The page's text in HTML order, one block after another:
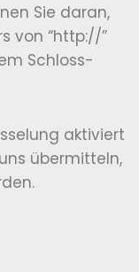
Sie daran,
von “http://”
Schloss-
aktiviert
übermitteln,